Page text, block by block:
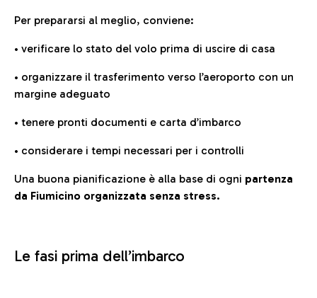
Per prepararsi al meglio, conviene:
• verificare lo stato del volo prima di uscire di casa
• organizzare il trasferimento verso l’aeroporto con un
margine adeguato
• tenere pronti documenti e carta d’imbarco
• considerare i tempi necessari per i controlli
Una buona pianificazione è alla base di ogni partenza
da Fiumicino organizzata senza stress.
Le fasi prima dell’imbarco